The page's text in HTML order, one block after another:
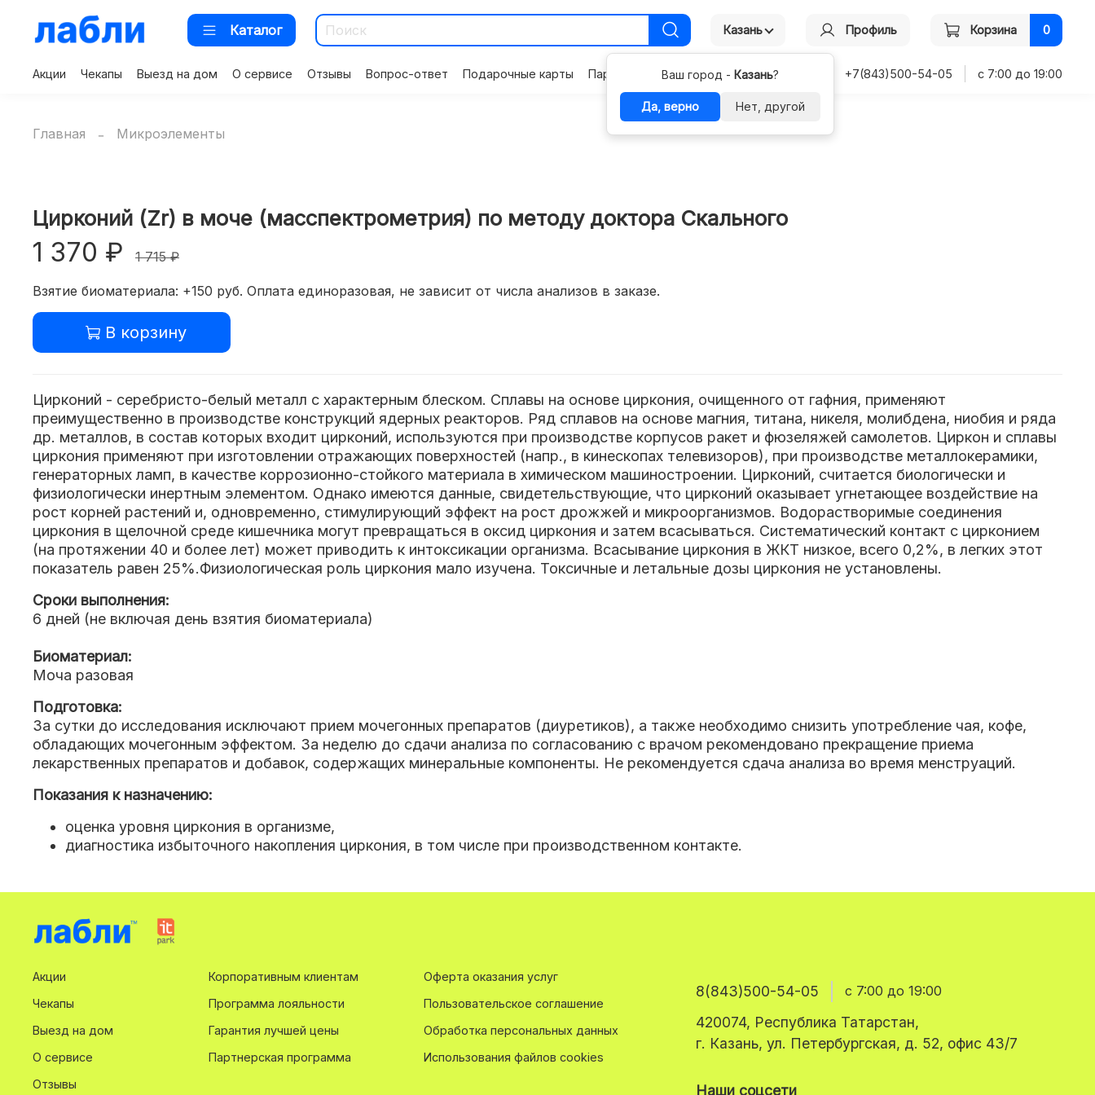
Каталог Казань
Ваш город - Казань?
Да, верно Нет, другой
Профиль Корзина 0
Акции Чекапы Выезд на дом О сервисе Отзывы Вопрос-ответ Подарочные карты Партнерам Контакты +7(843)500-54-05 с 7:00 до 19:00
Главная Микроэлементы
Цирконий (Zr) в моче (масспектрометрия) по методу доктора Скального
1 370 ₽ 1 715 ₽
Взятие биоматериала: +150 руб. Оплата единоразовая, не зависит от числа анализов в заказе.
В корзину
Цирконий - серебристо-белый металл с характерным блеском. Сплавы на основе циркония, очищенного от гафния, применяют
преимущественно в производстве конструкций ядерных реакторов. Ряд сплавов на основе магния, титана, никеля, молибдена, ниобия и ряда
др. металлов, в состав которых входит цирконий, используются при производстве корпусов ракет и фюзеляжей самолетов. Циркон и сплавы
циркония применяют при изготовлении отражающих поверхностей (напр., в кинескопах телевизоров), при производстве металлокерамики,
генераторных ламп, в качестве коррозионно-стойкого материала в химическом машиностроении. Цирконий, считается биологически и
физиологически инертным элементом. Однако имеются данные, свидетельствующие, что цирконий оказывает угнетающее воздействие на
рост корней растений и, одновременно, стимулирующий эффект на рост дрожжей и микроорганизмов. Водорастворимые соединения
циркония в щелочной среде кишечника могут превращаться в оксид циркония и затем всасываться. Систематический контакт с цирконием
(на протяжении 40 и более лет) может приводить к интоксикации организма. Всасывание циркония в ЖКТ низкое, всего 0,2%, в легких этот
показатель равен 25%.Физиологическая роль циркония мало изучена. Токсичные и летальные дозы циркония не установлены.
Сроки выполнения:
6 дней (не включая день взятия биоматериала)
Биоматериал:
Моча разовая
Подготовка:
За сутки до исследования исключают прием мочегонных препаратов (диуретиков), а также необходимо снизить употребление чая, кофе,
обладающих мочегонным эффектом. За неделю до сдачи анализа по согласованию с врачом рекомендовано прекращение приема
лекарственных препаратов и добавок, содержащих минеральные компоненты. Не рекомендуется сдача анализа во время менструаций.
Показания к назначению:
оценка уровня циркония в организме,
диагностика избыточного накопления циркония, в том числе при производственном контакте.
Акции
Чекапы
Выезд на дом
О сервисе
Отзывы
Корпоративным клиентам
Программа лояльности
Гарантия лучшей цены
Партнерская программа
Оферта оказания услуг
Пользовательское соглашение
Обработка персональных данных
Использования файлов cookies
8(843)500-54-05 с 7:00 до 19:00
420074, Республика Татарстан,
г. Казань, ул. Петербургская, д. 52, офис 43/7
Наши соцсети